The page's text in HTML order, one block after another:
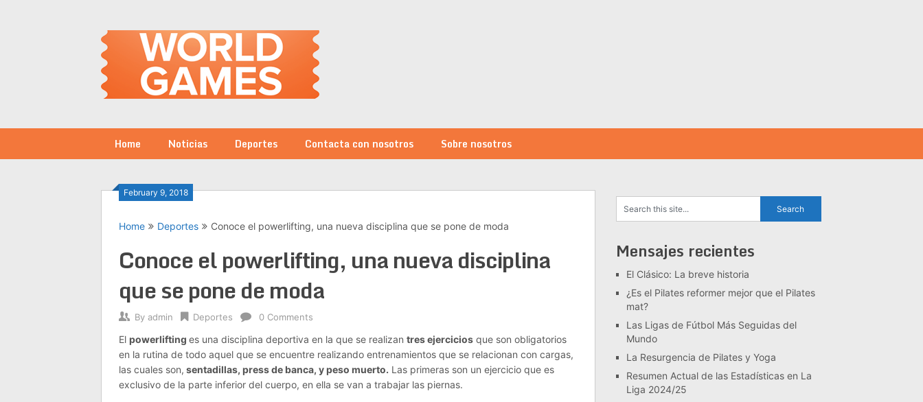
Home Noticias Deportes Contacta con nosotros Sobre nosotros
February 9, 2018
Home Deportes Conoce el powerlifting, una nueva disciplina que se pone de moda
Conoce el powerlifting, una nueva disciplina
que se pone de moda
By admin Deportes 0 Comments
El powerlifting es una disciplina deportiva en la que se realizan tres ejercicios que son obligatorios
en la rutina de todo aquel que se encuentre realizando entrenamientos que se relacionan con cargas,
las cuales son, sentadillas, press de banca, y peso muerto. Las primeras son un ejercicio que es
exclusivo de la parte inferior del cuerpo, en ella se van a trabajar las piernas.
Mensajes recientes
El Clásico: La breve historia
¿Es el Pilates reformer mejor que el Pilates
mat?
Las Ligas de Fútbol Más Seguidas del
Mundo
La Resurgencia de Pilates y Yoga
Resumen Actual de las Estadísticas en La
Liga 2024/25